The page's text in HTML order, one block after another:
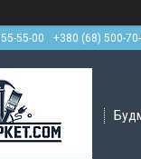
55-00
+380 (68) 500-